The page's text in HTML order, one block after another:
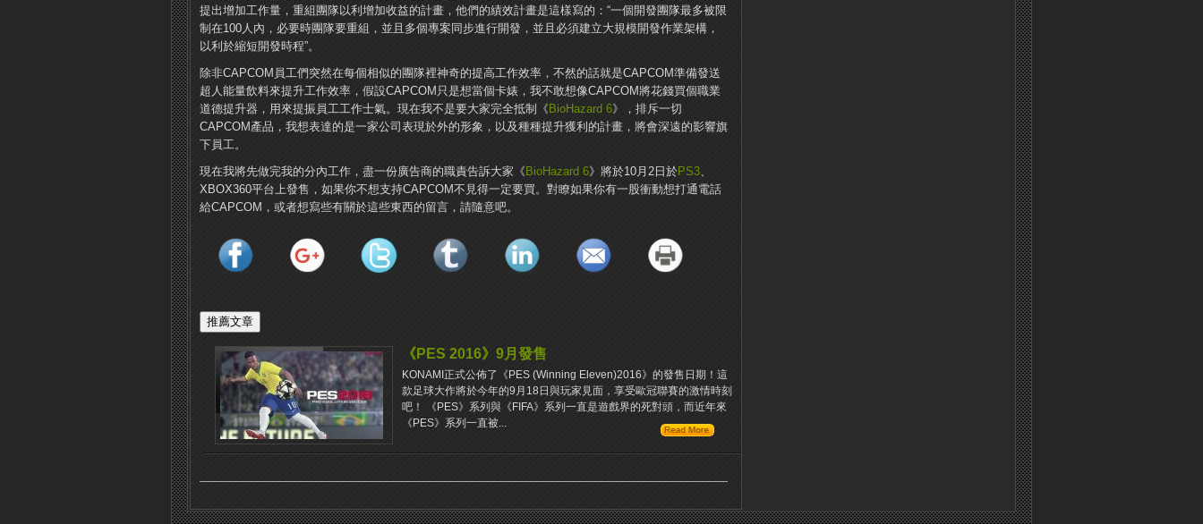
提出增加工作量，重組團隊以利增加收益的計畫，他們的績效計畫是這樣寫的：“一個開發團隊最多被限
制在100人內，必要時團隊要重組，並且多個專案同步進行開發，並且必須建立大規模開發作業架構，
以利於縮短開發時程”。
除非CAPCOM員工們突然在每個相似的團隊裡神奇的提高工作效率，不然的話就是CAPCOM準備發送
超人能量飲料來提升工作效率，假設CAPCOM只是想當個卡婊，我不敢想像CAPCOM將花錢買個職業
道德提升器，用來提振員工工作士氣。現在我不是要大家完全抵制《 BioHazard 6》，排斥一切
CAPCOM產品，我想表達的是一家公司表現於外的形象，以及種種提升獲利的計畫，將會深遠的影響旗
下員工。
現在我將先做完我的分內工作，盡一份廣告商的職責告訴大家《 BioHazard 6》將於10月2日於PS3、
XBOX360平台上發售，如果你不想支持CAPCOM不見得一定要買。對瞭如果你有一股衝動想打通電話
給CAPCOM，或者想寫些有關於這些東西的留言，請隨意吧。
《PES 2016》9月發售
KONAMI正式公佈了《PES (Winning Eleven)2016》的發售日期！這
款足球大作將於今年的9月18日與玩家見面，享受歐冠聯賽的激情時刻
吧！ 《PES》系列與《FIFA》系列一直是遊戲界的死對頭，而近年來
《PES》系列一直被...